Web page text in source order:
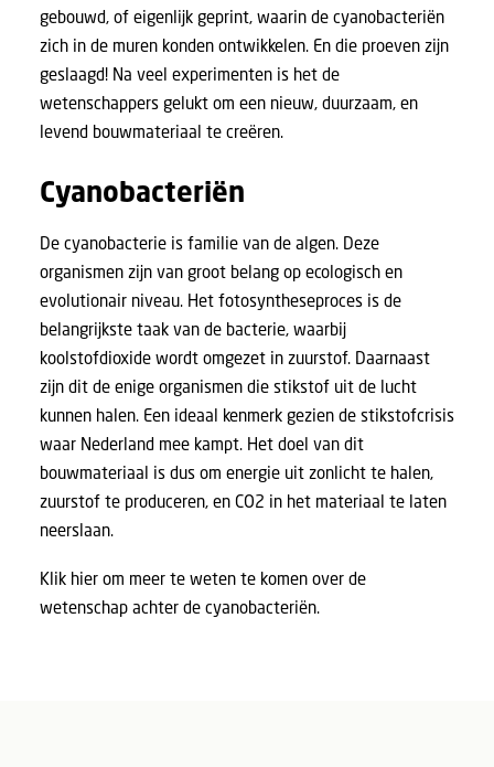
gebouwd, of eigenlijk geprint, waarin de cyanobacteriën
zich in de muren konden ontwikkelen. En die proeven zijn
geslaagd! Na veel experimenten is het de
wetenschappers gelukt om een nieuw, duurzaam, en
levend bouwmateriaal te creëren.
Cyanobacteriën
De cyanobacterie is familie van de algen. Deze
organismen zijn van groot belang op ecologisch en
evolutionair niveau. Het fotosyntheseproces is de
belangrijkste taak van de bacterie, waarbij
koolstofdioxide wordt omgezet in zuurstof. Daarnaast
zijn dit de enige organismen die stikstof uit de lucht
kunnen halen. Een ideaal kenmerk gezien de stikstofcrisis
waar Nederland mee kampt. Het doel van dit
bouwmateriaal is dus om energie uit zonlicht te halen,
zuurstof te produceren, en CO2 in het materiaal te laten
neerslaan.
Klik hier om meer te weten te komen over de
wetenschap achter de cyanobacteriën.